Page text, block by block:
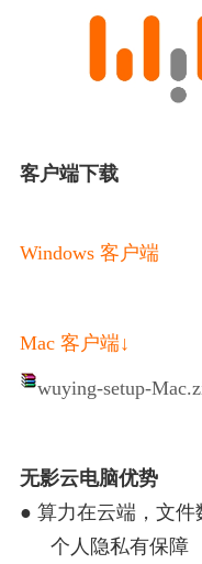
客户端下载
Windows 客户端
Mac 客户端↓
wuying-setup-
无影云电脑优势
● 算力在云端，文件
个人隐私有保障